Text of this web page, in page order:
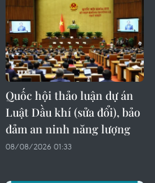
Quốc hội thảo luận dự án
Luật Dầu khí (sửa đổi), bảo
đảm an ninh năng lượng
08/08/2026 01:33